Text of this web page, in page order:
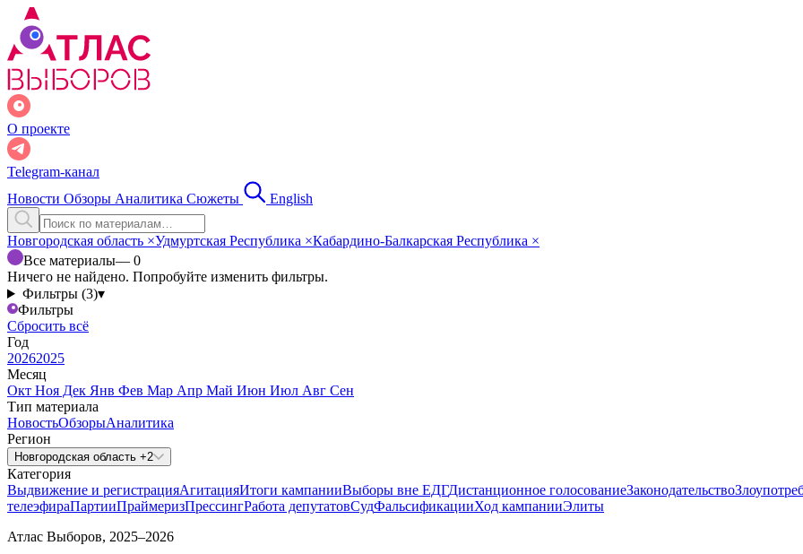
О проекте
Telegram-канал
Новости Обзоры Аналитика Сюжеты English
Новгородская область ×Удмуртская Республика ×Кабардино-Балкарская Республика ×
Все материалы— 0
Ничего не найдено. Попробуйте изменить фильтры.
Фильтры (3)▾
Фильтры
Сбросить всё
Год
20262025
Месяц
Окт Ноя Дек Янв Фев Мар Апр Май Июн Июл Авг Сен
Тип материала
НовостьОбзорыАналитика
Регион
Новгородская область +2
Категория
Выдвижение и регистрацияАгитацияИтоги кампанииВыборы вне ЕДГДистанционное голосованиеЗаконодательство
телеэфираПартииПраймеризПрессингРабота депутатовСудФальсификацииХод кампанииЭлиты
Атлас Выборов, 2025–2026